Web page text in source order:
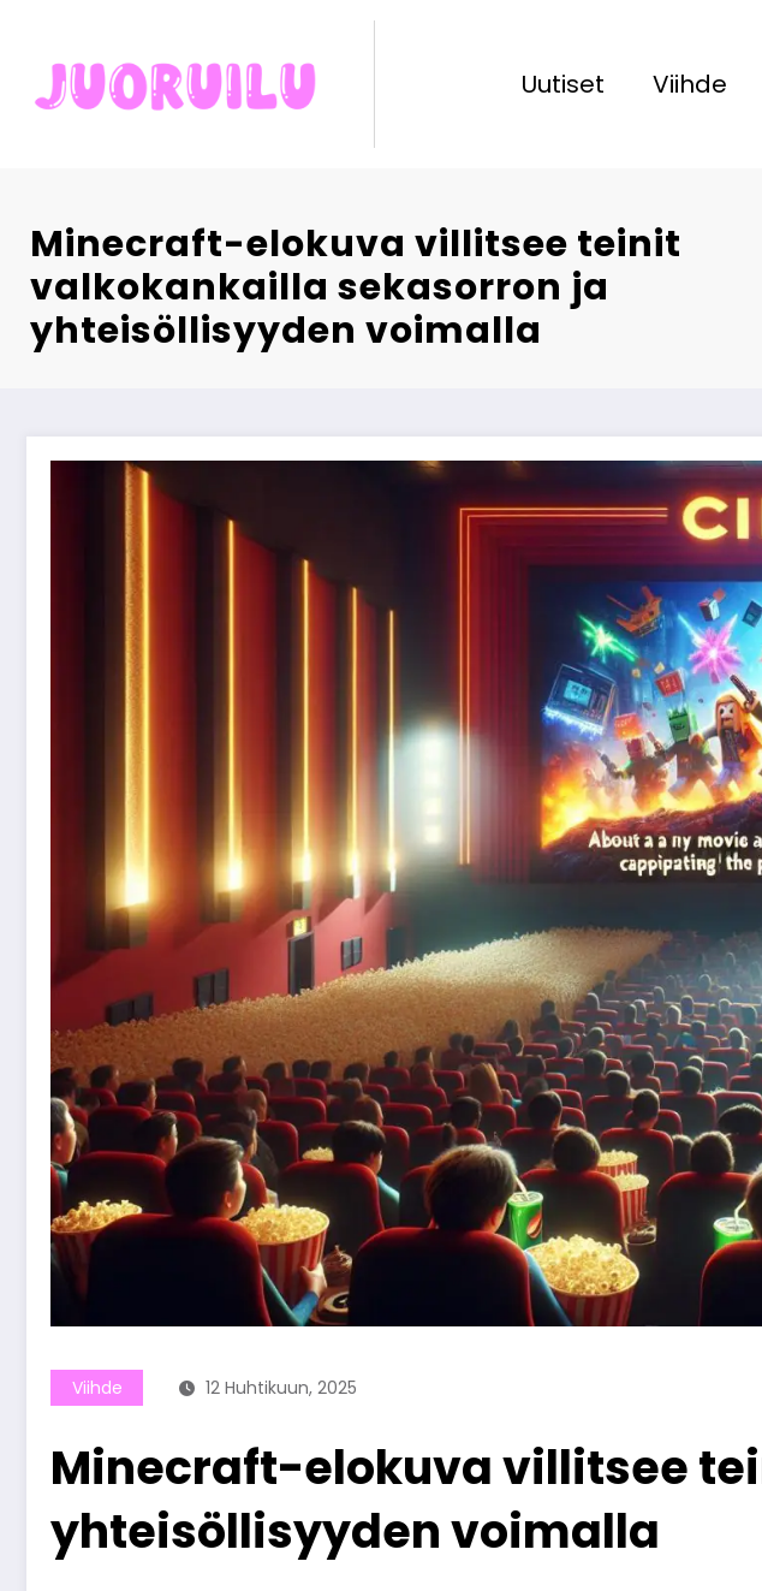
content
Uutiset Viihde
Minecraft-elokuva villitsee teinit
valkokankailla sekasorron ja
yhteisöllisyyden voimalla
Viihde 12 Huhtikuun, 2025
Minecraft-elokuva villitsee
yhteisöllisyyden voimalla